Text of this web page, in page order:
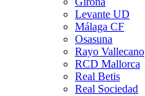
Levante UD
Málaga CF
Osasuna
Rayo Vallecano
RCD Mallorca
Real Betis
Real Sociedad